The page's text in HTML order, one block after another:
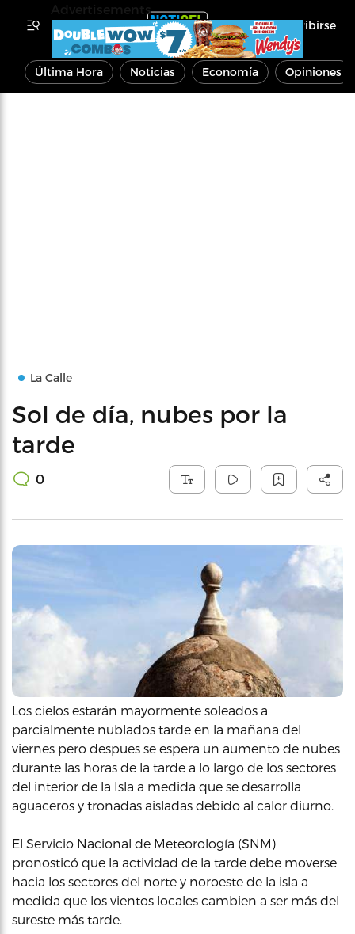
Inscribirse
Última Hora Noticias Economía Opiniones
La Calle
Sol de día, nubes por la
tarde
0
Los cielos estarán mayormente soleados a
parcialmente nublados tarde en la mañana del
viernes pero despues se espera un aumento de nubes
durante las horas de la tarde a lo largo de los sectores
del interior de la Isla a medida que se desarrolla
aguaceros y tronadas aisladas debido al calor diurno.
El Servicio Nacional de Meteorología (SNM)
pronosticó que la actividad de la tarde debe moverse
hacia los sectores del norte y noroeste de la isla a
medida que los vientos locales cambien a ser más del
sureste más tarde.
Advertisements